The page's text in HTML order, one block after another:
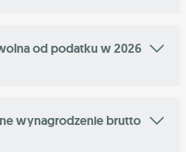
od podatku w 2026
wynagrodzenie brutto